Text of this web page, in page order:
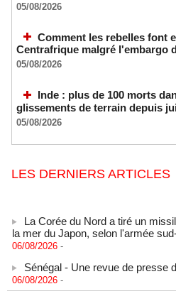
05/08/2026
Comment les rebelles font
Centrafrique malgré l'embargo
05/08/2026
Inde : plus de 100 morts
glissements de terrain depuis
05/08/2026
LES DERNIERS ARTICLES
la mer du Japon, selon l'armée
06/08/2026 -
06/08/2026 -
SENEGAL - Les Unes de la